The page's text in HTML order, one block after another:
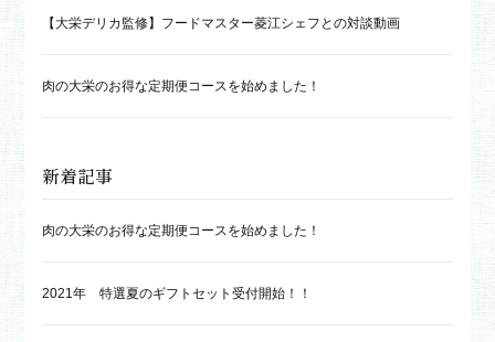
【大栄デリカ監修】フードマスター菱江シェフとの対談動画
肉の大栄のお得な定期便コースを始めました！
新着記事
肉の大栄のお得な定期便コースを始めました！
2021年 特選夏のギフトセット受付開始！！